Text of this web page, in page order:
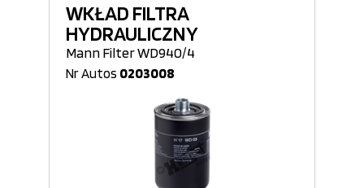
WKŁAD FILTRA
HYDRAULICZNY
Mann Filter WD940/4
Nr Autos 0203008